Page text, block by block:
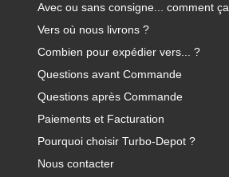
Avec ou sans consigne... comment
Vers où nous livrons ?
Combien pour expédier vers... ?
Questions avant Commande
Questions après Commande
Paiements et Facturation
Pourquoi choisir Turbo-Depot ?
Nous contacter